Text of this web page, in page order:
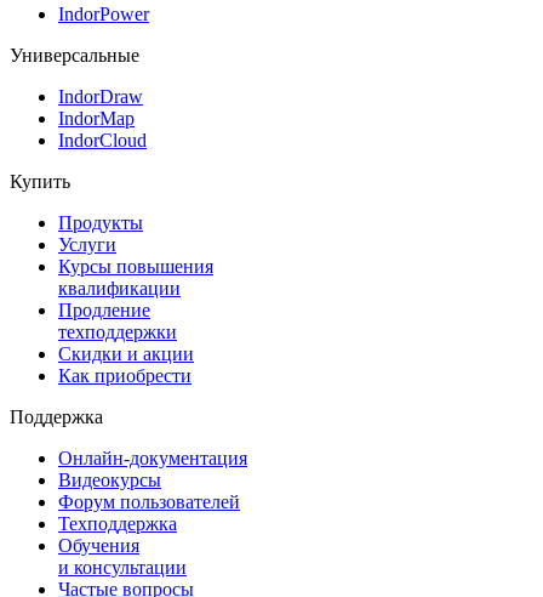
IndorPower
Универсальные
IndorDraw
IndorMap
IndorCloud
Купить
Продукты
Услуги
Курсы повышения
квалификации
Продление
техподдержки
Скидки и акции
Как приобрести
Поддержка
Онлайн-документация
Видеокурсы
Форум пользователей
Техподдержка
Обучения
и консультации
Частые вопросы